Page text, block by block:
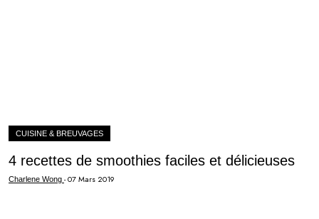
CUISINE & BREUVAGES
4 recettes de smoothies faciles et délicieuses
Charlene Wong -07 Mars 2019